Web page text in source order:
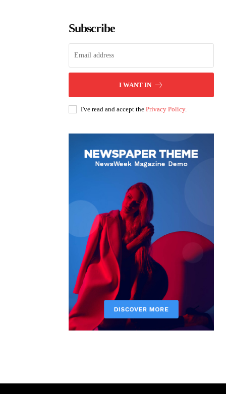
Subscribe
I WANT IN
I've read and accept the Privacy Policy.